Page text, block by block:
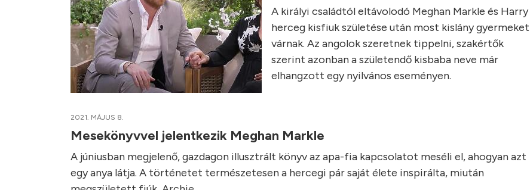
A királyi családtól eltávolodó Meghan Markle és Harry
herceg kisfiuk születése után most kislány gyermeket
várnak. Az angolok szeretnek tippelni, szakértők
szerint azonban a születendő kisbaba neve már
elhangzott egy nyilvános eseményen.
2021. MÁJUS 8.
Mesekönyvvel jelentkezik Meghan Markle
A júniusban megjelenő, gazdagon illusztrált könyv az apa-fia kapcsolatot meséli el, ahogyan azt
egy anya látja. A történetet természetesen a hercegi pár saját élete inspirálta, miután